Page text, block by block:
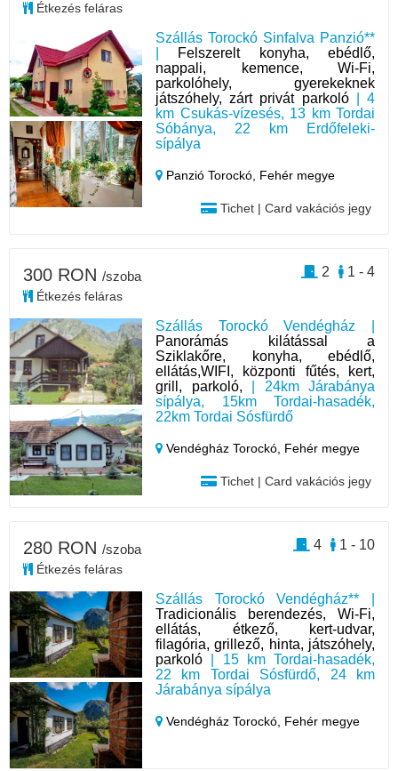
Szállás Torockó Sinfalva Panzió**
Felszerelt konyha, ebédlő,
nappali, kemence, Wi-Fi,
parkolóhely, gyerekeknek
játszóhely, zárt privát parkoló| 4
km Csukás-vízesés, 13 km Tordai
Sóbánya, 22 km Erdőfeleki-
sípálya
Panzió Torockó, Fehér megye
Tichet | Card vakációs jegy
Étkezés feláras
Szállás Torockó Vendégház |
Panorámás kilátással a
Sziklakőre, konyha, ebédlő,
ellátás,WIFI, központi fűtés, kert,
grill, parkoló, | 24km Járabánya
sípálya, 15km Tordai-hasadék,
22km Tordai Sósfürdő
Vendégház Torockó, Fehér megye
Tichet | Card vakációs jegy
300 RON /szoba
Étkezés feláras
1 - 4
2
Szállás Torockó Vendégház** |
Tradicionális berendezés, Wi-Fi,
ellátás, étkező, kert-udvar,
filagória, grillező, hinta, játszóhely,
parkoló | 15 km Tordai-hasadék,
22 km Tordai Sósfürdő, 24 km
Járabánya sípálya
Vendégház Torockó, Fehér megye
280 RON /szoba
Étkezés feláras
1 - 10
4